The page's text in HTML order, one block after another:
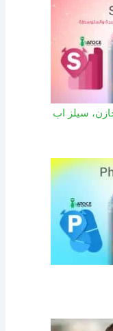
سيلز اب